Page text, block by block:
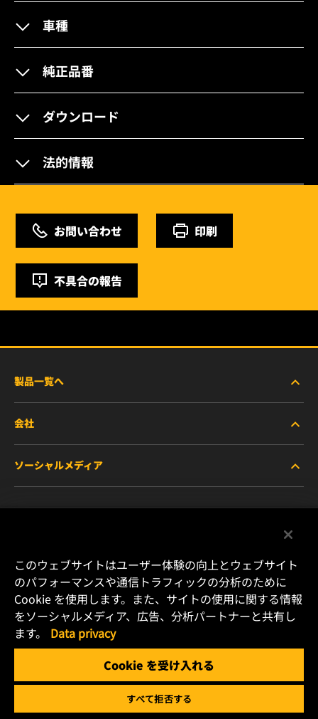
車種
純正品番
ダウンロード
法的情報
お問い合わせ 印刷
不具合の報告
製品一覧へ
商用車および建機・農機・産業用途車両
乗用車および小型トラック
特殊用途向けフィルター
会社
WIXについて
リソース
キャリア
データプライバシー
リーガルノーティス
ソーシャルメディア
Instagram
YouTube
横浜市港北区新横浜2-15-10 YS新横浜ビル2F
Email: info.jp@mann-hummel.com
このウェブサイトはユーザー体験の向上とウェブサイト
のパフォーマンスや通信トラフィックの分析のために
Cookie を使用します。また、サイトの使用に関する情報
をソーシャルメディア、広告、分析パートナーと共有し
ます。
Data privacy
Cookie を受け入れる
すべて拒否する